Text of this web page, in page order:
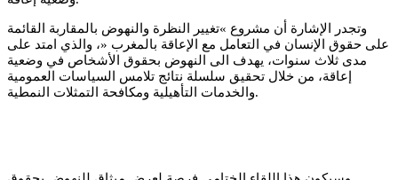
وتجدر الإشارة أن مشروع »تغيير النظرة والنهوض بالمقاربة القائمة
على حقوق الإنسان في التعامل مع الإعاقة بالمغرب «، والذي امتد على
مدى ثلاث سنوات، يهدف الى النهوض بحقوق الأشخاص في وضعية
إعاقة، من خلال تحقيق سلسلة نتائج تلامس السياسات العمومية
والخدمات التأهيلية ومكافحة التمثلات النمطية.